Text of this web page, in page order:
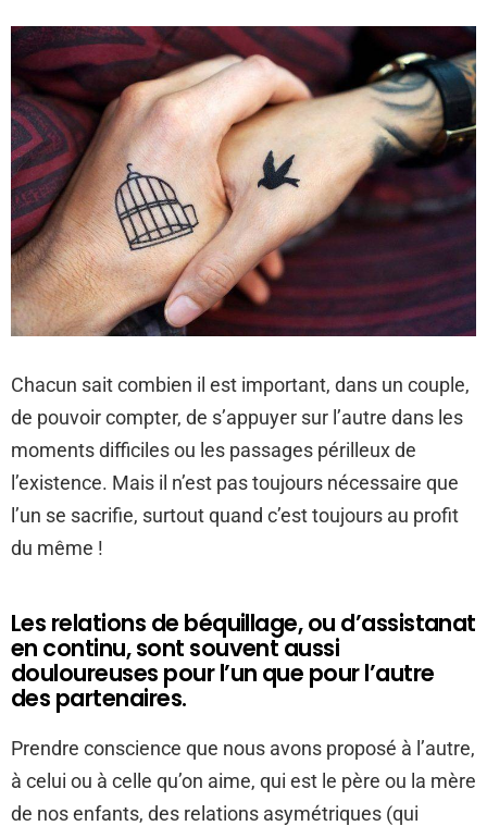
Chacun sait combien il est important, dans un couple,
de pouvoir compter, de s’appuyer sur l’autre dans les
moments difficiles ou les passages périlleux de
l’existence. Mais il n’est pas toujours nécessaire que
l’un se sacrifie, surtout quand c’est toujours au profit
du même !
Les relations de béquillage, ou d’assistanat
en continu, sont souvent aussi
douloureuses pour l’un que pour l’autre
des partenaires.
Prendre conscience que nous avons proposé à l’autre,
à celui ou à celle qu’on aime, qui est le père ou la mère
de nos enfants, des relations asymétriques (qui